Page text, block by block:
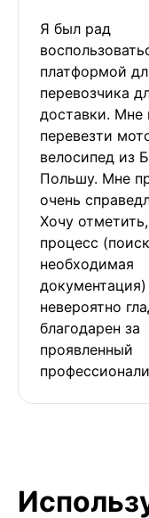
Я был рад
платформой
перевозчика
доставки. Мне
перевезти
велосипед из
Польшу. Мне
очень
Хочу
процесс
необходимая
невероятно
благодарен за
проявленный